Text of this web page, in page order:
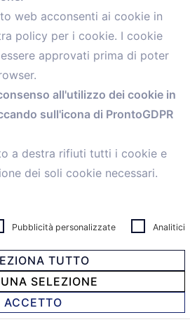
2017
Imprese Mandamento Bologna -
- Italy
web acconsenti ai cookie in
policy per i cookie. I cookie
approvati prima di poter
all'utilizzo dei cookie in
sull'icona di ProntoGDPR
a destra rifiuti tutti i cookie e
dei soli cookie necessari.
Pubblicità personalizzate Analitici
TUTTO
SELEZIONE
ACCETTO